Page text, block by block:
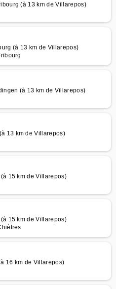
(à 13 km de Villarepos)
(à 13 km de Villarepos)
(à 13 km de Villarepos)
13 km de Villarepos)
15 km de Villarepos)
15 km de Villarepos)
16 km de Villarepos)